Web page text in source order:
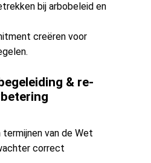
bij arbobeleid en
creëren voor
& re-
van de Wet
correct